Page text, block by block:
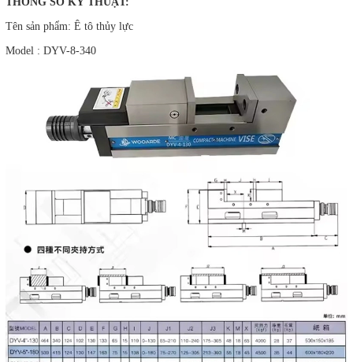
Tên sản phẩm: Ê tô thủy lực
Model : DYV-8-340